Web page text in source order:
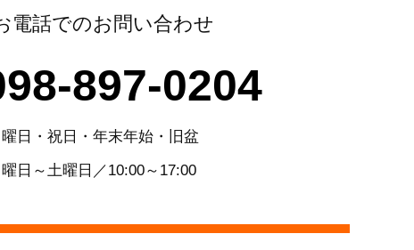
電話でのお問い合わせ
897-0204
曜日・祝日・年末年始・旧盆
曜日～土曜日／10:00～17:00